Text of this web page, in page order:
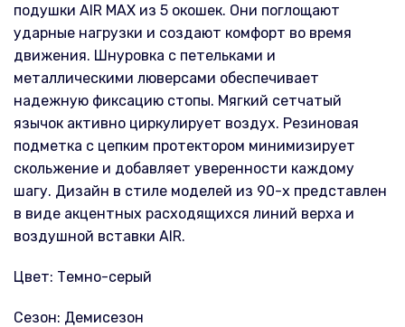
подушки AIR MAX из 5 окошек. Они поглощают
ударные нагрузки и создают комфорт во время
движения. Шнуровка с петельками и
металлическими люверсами обеспечивает
надежную фиксацию стопы. Мягкий сетчатый
язычок активно циркулирует воздух. Резиновая
подметка с цепким протектором минимизирует
скольжение и добавляет уверенности каждому
шагу. Дизайн в стиле моделей из 90-х представлен
в виде акцентных расходящихся линий верха и
воздушной вставки AIR.
Цвет: Темно-серый
Сезон: Демисезон